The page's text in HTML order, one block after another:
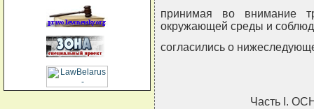
принимая во внимание
окружающей среды и
согласились о
Часть I.